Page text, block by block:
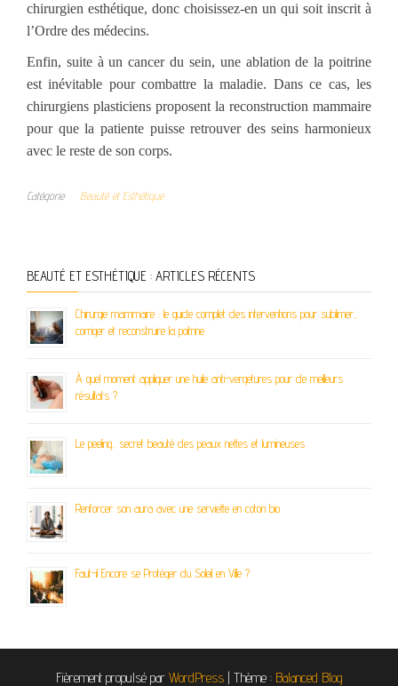
chirurgien esthétique, donc choisissez-en un qui soit inscrit à
l’Ordre des médecins.
Enfin, suite à un cancer du sein, une ablation de la poitrine
est inévitable pour combattre la maladie. Dans ce cas, les
chirurgiens plasticiens proposent la reconstruction mammaire
pour que la patiente puisse retrouver des seins harmonieux
avec le reste de son corps.
Catégorie Beauté et Esthétique
BEAUTÉ ET ESTHÉTIQUE : ARTICLES RÉCENTS
Chirurgie mammaire : le guide complet des interventions pour sublimer,
corriger et reconstruire la poitrine
À quel moment appliquer une huile anti-vergetures pour de meilleurs
résultats ?
Le peeling, secret beauté des peaux nettes et lumineuses
Renforcer son aura avec une serviette en coton bio
Faut-il Encore se Protéger du Soleil en Ville ?
Fièrement propulsé par WordPress Thème : Balanced Blog